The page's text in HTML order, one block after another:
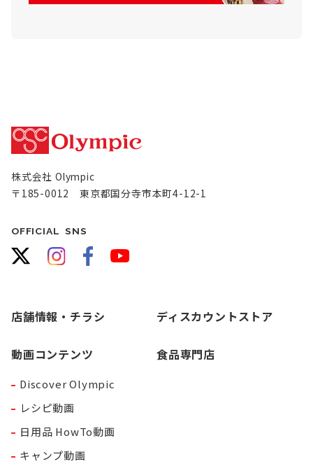
株式会社 Olympic
〒185-0012 東京都国分寺市本町4-12-1
OFFICIAL SNS
店舗情報・チラシ
動画コンテンツ
Discover Olympic
レシピ動画
日用品 HowTo動画
キャンプ動画
ディスカウントストア
食品専門店